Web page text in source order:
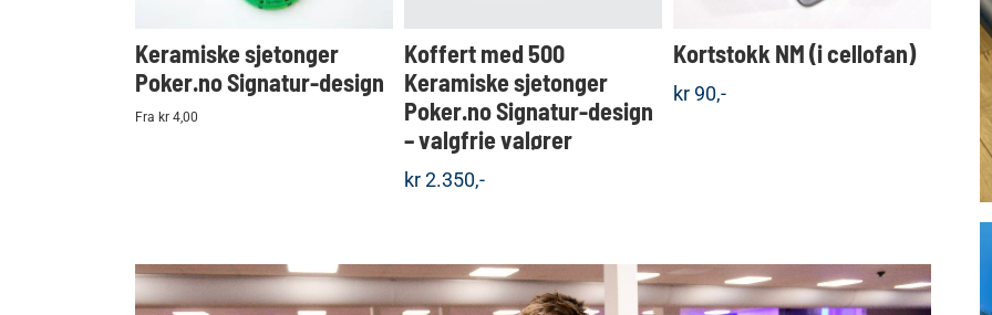
Keramiske sjetonger
Poker.no Signatur-design
Fra kr 4,00
Koffert med 500
Keramiske sjetonger
Poker.no Signatur-design
– valgfrie valører
kr2.350,-
på
produktsiden
Kortstokk NM (i cellofan)
kr90,-